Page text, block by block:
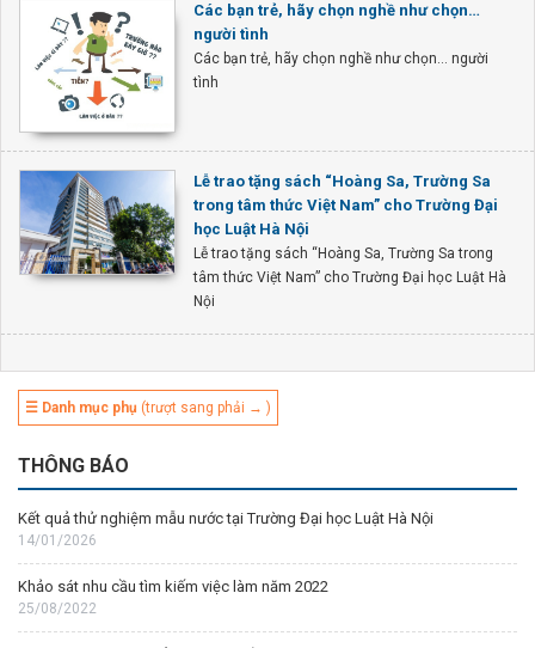
Các bạn trẻ, hãy chọn nghề như chọn…
người tình
Các bạn trẻ, hãy chọn nghề như chọn… người
tình
Lễ trao tặng sách “Hoàng Sa, Trường Sa
trong tâm thức Việt Nam” cho Trường Đại
học Luật Hà Nội
Lễ trao tặng sách “Hoàng Sa, Trường Sa trong
tâm thức Việt Nam” cho Trường Đại học Luật Hà
Nội
☰ Danh mục phụ (trượt sang phải → )
THÔNG BÁO
Kết quả thử nghiệm mẫu nước tại Trường Đại học Luật Hà Nội
14/01/2026
Khảo sát nhu cầu tìm kiếm việc làm năm 2022
25/08/2022